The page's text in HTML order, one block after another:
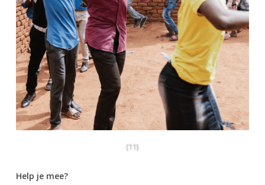
(11)
Help je mee?